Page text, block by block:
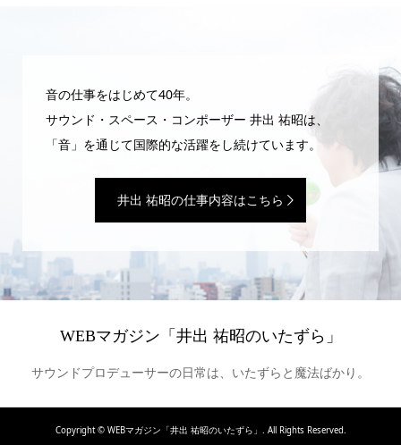
音の仕事をはじめて40年。
サウンド・スペース・コンポーザー 井出 祐昭は、
「音」を通じて国際的な活躍をし続けています。
井出 祐昭の仕事内容はこちら
WEBマガジン「井出 祐昭のいたずら」
サウンドプロデューサーの日常は、いたずらと魔法ばかり。
Copyright ©WEBマガジン「井出 祐昭のいたずら」. All Rights Reserved.